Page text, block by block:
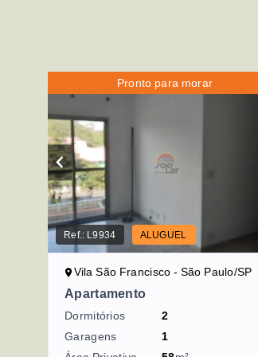
Pronto para morar
Ref.: L9934 ALUGUEL
Vila São Francisco - São Paulo/SP
Apartamento
Dormitórios
2
Garagens
1